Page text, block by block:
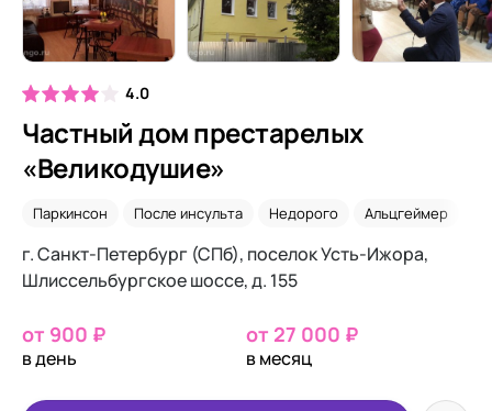
4.0
Частный дом престарелых
«Великодушие»
Паркинсон После инсульта Недорого Альцгеймер
г. Санкт-Петербург (СПб), поселок Усть-Ижора,
Шлиссельбургское шоссе, д. 155
от 900 ₽
в день
от 27 000 ₽
в месяц